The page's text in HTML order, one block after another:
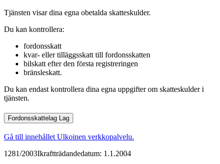
Tjänsten visar dina egna obetalda skatteskulder.
Du kan kontrollera:
fordonsskatt
kvar- eller tilläggsskatt till fordonsskatten
bilskatt efter den första registreringen
bränsleskatt.
Du kan endast kontrollera dina egna uppgifter om skatteskulder i
tjänsten.
Fordonsskattelag Lag
Gå till innehållet Ulkoinen verkkopalvelu.
1281/2003Ikraftträdandedatum: 1.1.2004